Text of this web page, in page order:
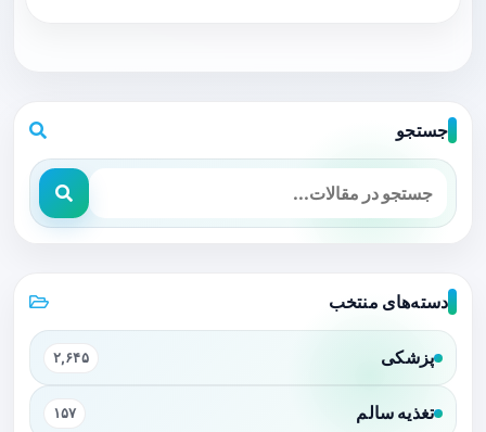
جستجو
دسته‌های منتخب
پزشکی ۲,۶۴۵
تغذیه سالم ۱۵۷